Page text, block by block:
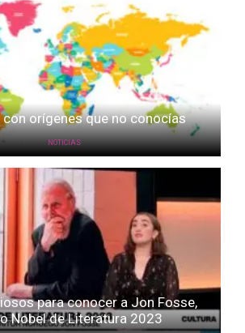
orígenes que no conocías
NOTICIAS
para conocer a Jon Fosse,
Nobel de Literatura 2023